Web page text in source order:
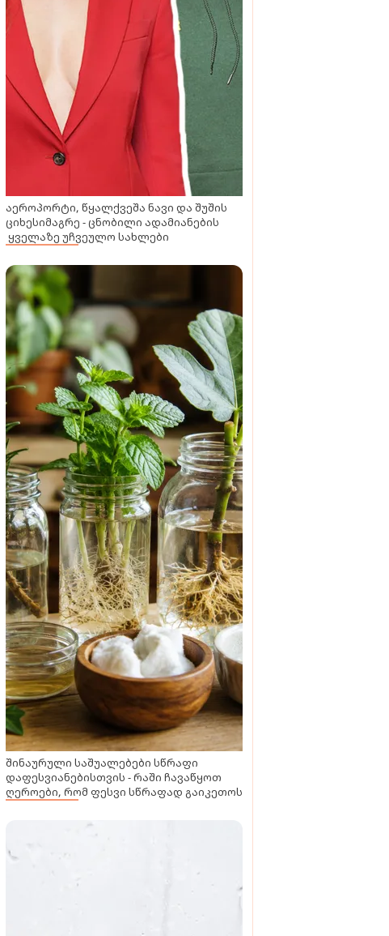
აეროპორტი, წყალქვეშა ნავი და შუშის
ციხესიმაგრე - ცნობილი ადამიანების
ყველაზე უჩვეულო სახლები
შინაურული საშუალებები სწრაფი
დაფესვიანებისთვის - რაში ჩავაწყოთ
ღეროები, რომ ფესვი სწრაფად გაიკეთოს